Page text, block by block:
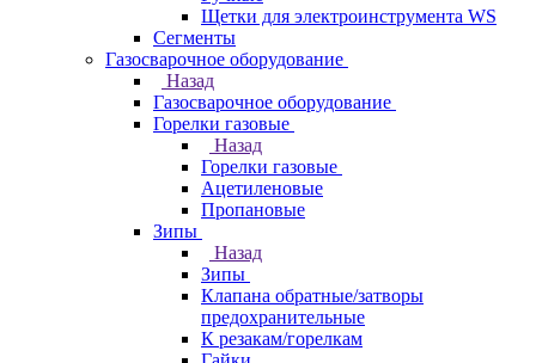
Щетки для электроинструмента WS
Сегменты
Газосварочное оборудование
Назад
Газосварочное оборудование
Горелки газовые
Назад
Горелки газовые
Ацетиленовые
Пропановые
Зипы
Назад
Зипы
Клапана обратные/затворы
предохранительные
К резакам/горелкам